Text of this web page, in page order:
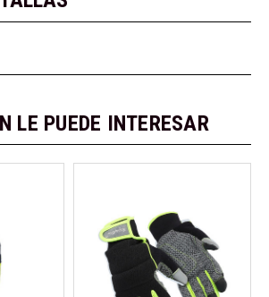
LE PUEDE INTERESAR